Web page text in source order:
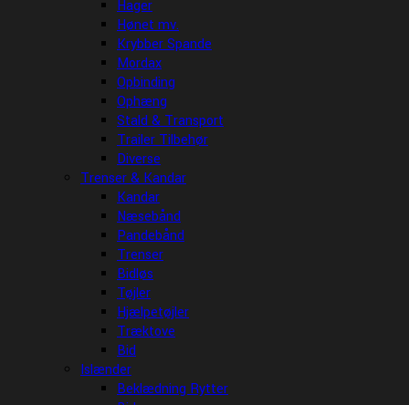
Hager
Hønet mv.
Krybber Spande
Mordax
Opbinding
Ophæng
Stald & Transport
Trailer Tilbehør
Diverse
Trenser & Kandar
Kandar
Næsebånd
Pandebånd
Trenser
Bidløs
Tøjler
Hjælpetøjler
Træktove
Bid
Islænder
Beklædning Rytter